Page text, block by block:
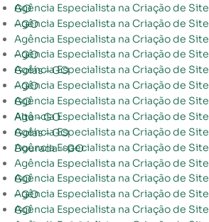
Agência Especialista na Criação de Site em Bonópolis – GO
Agência Especialista na Criação de Site em Brazabrantes – GO
Agência Especialista na Criação de
Agência Especialista na Criação de Site em Buriti Alegre – GO
Agência Especialista na Criação de Site em Buriti de Goiás – GO
Agência Especialista na Criação de Site em Buritinópolis – GO
Agência Especialista na Criação de Site em Cabeceiras – GO
Agência Especialista na Criação de Site em Cachoeira Alta – GO
Agência Especialista na Criação de Site em Cachoeira de Goiás – GO
Agência Especialista na Criação de Site em Cachoeira Dourada – GO
Agência Especialista na Criação de
Agência Especialista na Criação de Site em Caiapônia – GO
Agência Especialista na Criação de Site em Caldas Novas – GO
Agência Especialista na Criação de Site em Caldazinha – GO